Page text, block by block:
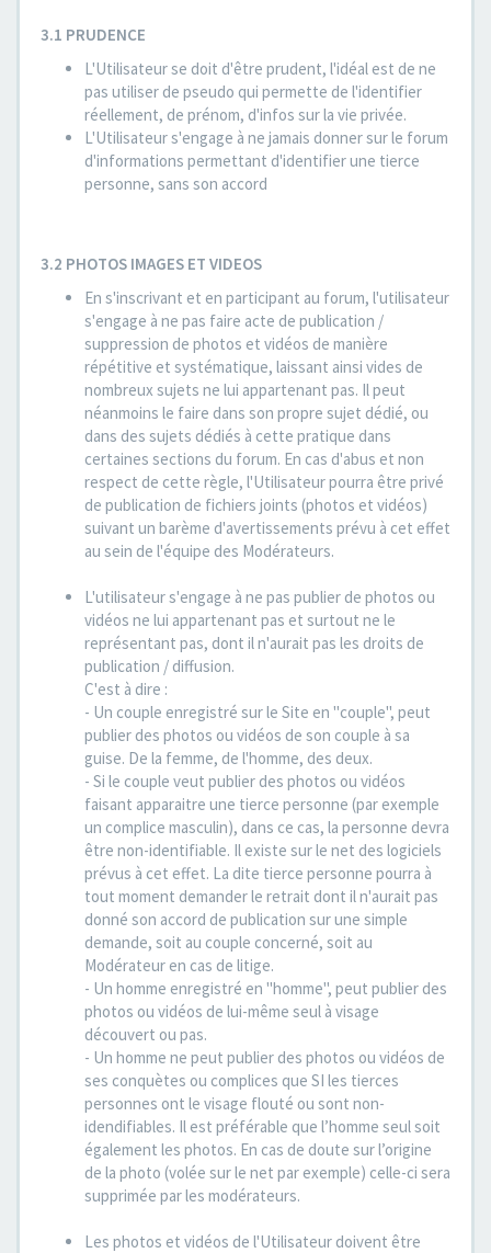
3.1 PRUDENCE
L'Utilisateur se doit d'être prudent, l'idéal est de ne
pas utiliser de pseudo qui permette de l'identifier
réellement, de prénom, d'infos sur la vie privée.
L'Utilisateur s'engage à ne jamais donner sur le forum
d'informations permettant d'identifier une tierce
personne, sans son accord
3.2 PHOTOS IMAGES ET VIDEOS
En s'inscrivant et en participant au forum, l'utilisateur
s'engage à ne pas faire acte de publication /
suppression de photos et vidéos de manière
répétitive et systématique, laissant ainsi vides de
nombreux sujets ne lui appartenant pas. Il peut
néanmoins le faire dans son propre sujet dédié, ou
dans des sujets dédiés à cette pratique dans
certaines sections du forum. En cas d'abus et non
respect de cette règle, l'Utilisateur pourra être privé
de publication de fichiers joints (photos et vidéos)
suivant un barème d'avertissements prévu à cet effet
au sein de l'équipe des Modérateurs.
L'utilisateur s'engage à ne pas publier de photos ou
vidéos ne lui appartenant pas et surtout ne le
représentant pas, dont il n'aurait pas les droits de
publication / diffusion.
C'est à dire :
- Un couple enregistré sur le Site en "couple", peut
publier des photos ou vidéos de son couple à sa
guise. De la femme, de l'homme, des deux.
- Si le couple veut publier des photos ou vidéos
faisant apparaitre une tierce personne (par exemple
un complice masculin), dans ce cas, la personne devra
être non-identifiable. Il existe sur le net des logiciels
prévus à cet effet. La dite tierce personne pourra à
tout moment demander le retrait dont il n'aurait pas
donné son accord de publication sur une simple
demande, soit au couple concerné, soit au
Modérateur en cas de litige.
- Un homme enregistré en "homme", peut publier des
photos ou vidéos de lui-même seul à visage
découvert ou pas.
- Un homme ne peut publier des photos ou vidéos de
ses conquètes ou complices que SI les tierces
personnes ont le visage flouté ou sont non-
idendifiables. Il est préférable que l’homme seul soit
également les photos. En cas de doute sur l’origine
de la photo (volée sur le net par exemple) celle-ci sera
supprimée par les modérateurs.
Les photos et vidéos de l'Utilisateur doivent être